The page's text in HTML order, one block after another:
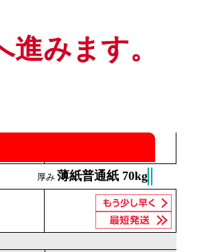
みます。
厚み 薄紙普通紙 70kg